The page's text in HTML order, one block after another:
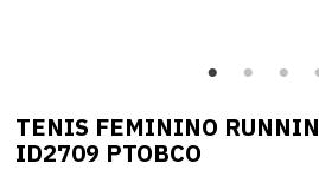
TENIS FEMININO
ID2709 PTOBCO